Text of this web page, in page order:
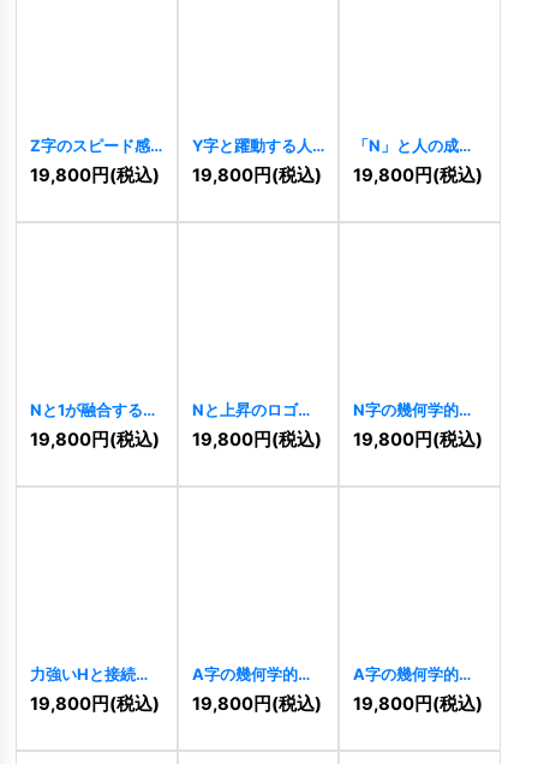
Z字のスピード感
あふれるストライ
プロゴ [ 11170]
19,800円(税込)
Y字と躍動する人
型の先進的成長ロ
ゴ [ 11162
19,800円(税込)
「N」と人の成長
ロゴ[11154]
19,800円(税込)
Nと1が融合する幾
何学的な上昇ロゴ
11152
19,800円(税込)
Nと上昇のロゴ
[11148]
19,800円(税込)
N字の幾何学的・
力強い連結ロゴ
11144 ]
19,800円(税込)
力強いHと接続の
ロゴ[11129]
19,800円(税込)
A字の幾何学的・
先進的成長ロゴ
11127
19,800円(税込)
A字の幾何学的・
先進的トライアン
グルロゴ 11125]
19,800円(税込)